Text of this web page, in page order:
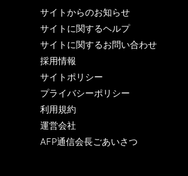
サイトからのお知らせ
サイトに関するヘルプ
サイトに関するお問い合わせ
採用情報
サイトポリシー
プライバシーポリシー
利用規約
運営会社
AFP通信会長ごあいさつ